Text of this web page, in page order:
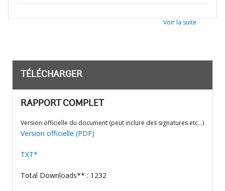
Voir la suite
TÉLÉCHARGER
RAPPORT COMPLET
Version officielle du document (peut inclure des signatures etc…)
Version officielle (PDF)
TXT*
Total Downloads** : 1232